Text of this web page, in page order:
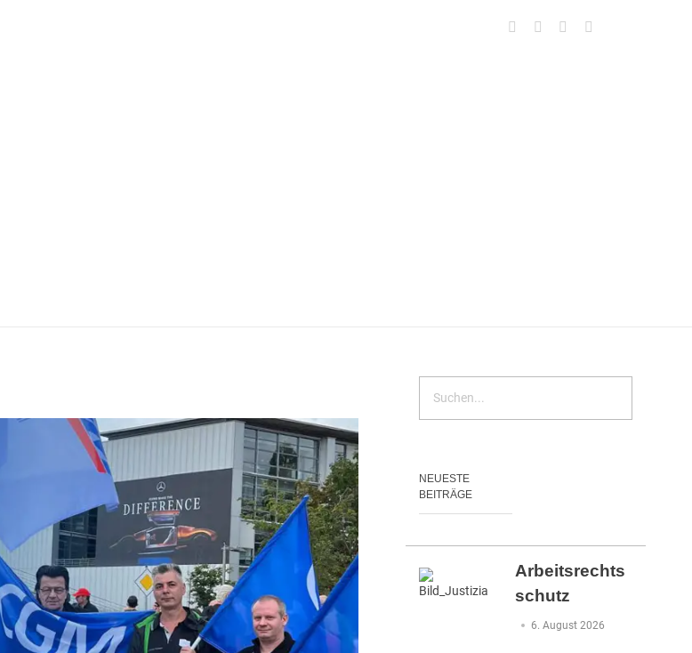
NEUESTE
BEITRÄGE
Arbeitsrechts
schutz
6. August 2026